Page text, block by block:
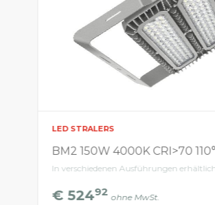
LED STRALERS
BM2 150W 4000K CRI>70
In verschiedenen Ausführungen
€ 52492 ohne MwSt.